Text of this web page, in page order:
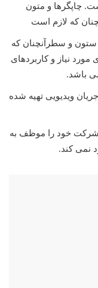
چاپگرها و متون
که لازم است
ستون و سطرآنچنان که
نیاز و کاربردهای
باشد.
ویدیویی تهیه شده
شرکت خود را موظف به
نمی کند.